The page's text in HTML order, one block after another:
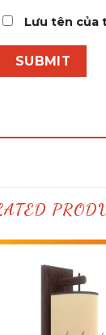
Lưu tên của